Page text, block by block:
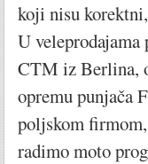
koji nisu
U
CTM iz Berlina,
opremu punjača
poljskom
radimo moto